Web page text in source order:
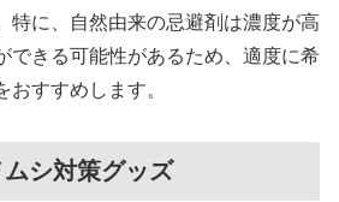
特に、自然由来の忌避剤は濃度が高
できる可能性があるため、適度に希
おすすめします。
シ対策グッズ